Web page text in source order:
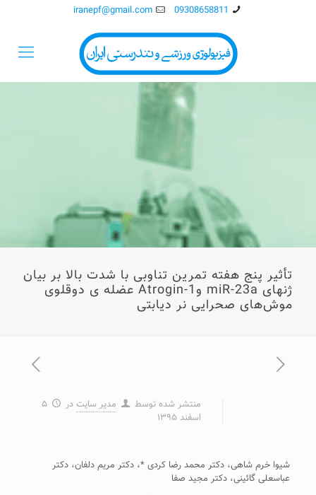
09308658811
iranepf@gmail.com
تأثیر پنج هفته تمرین تناوبی با شدت بالا بر بیان
ژنهای miR-23a وAtrogin-1 عضله ی دوقلوی
موش‌های صحرایی نر دیابتی
منتشر شده توسط مدیر سایت در
۵
اسفند ۱۳۹۵
شیوا خرم شاهی، دکتر محمد رضا کردی *، دکتر مریم دلفان، دکتر
عباسعلی گائینی، دکتر مجید صفا